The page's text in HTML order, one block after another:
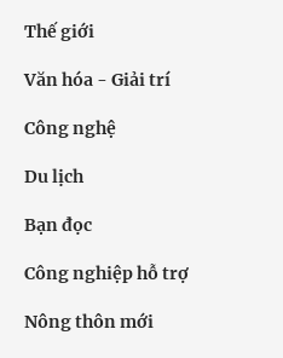
Thế giới
Văn hóa - Giải trí
Công nghệ
Du lịch
Bạn đọc
Công nghiệp hỗ trợ
Nông thôn mới